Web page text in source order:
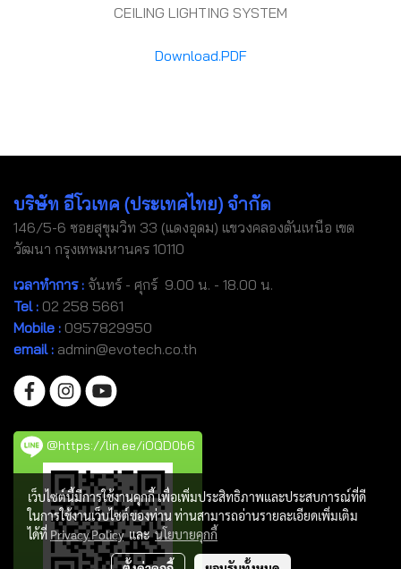
CEILING LIGHTING SYSTEM
Download.PDF
บริษัท อีโวเทค (ประเทศไทย) จำกัด
146/5-6 ซอยสุขุมวิท 33 (แดงอุดม) แขวงคลองตันเหนือ เขต
วัฒนา กรุงเทพมหานคร 10110
เวลาทำการ : จันทร์ - ศุกร์ 9.00 น. - 18.00 น.
Tel : 02 258 5661
Mobile : 0957829950
email : admin@evotech.co.th
@https://lin.ee/iOQD0b6
เว็บไซต์นี้มีการใช้งานคุกกี้ เพื่อเพิ่มประสิทธิภาพและประสบการณ์ที่ดี
ในการใช้งานเว็บไซต์ของท่าน ท่านสามารถอ่านรายละเอียดเพิ่มเติม
ได้ที่ Privacy Policyและนโยบายคุกกี้